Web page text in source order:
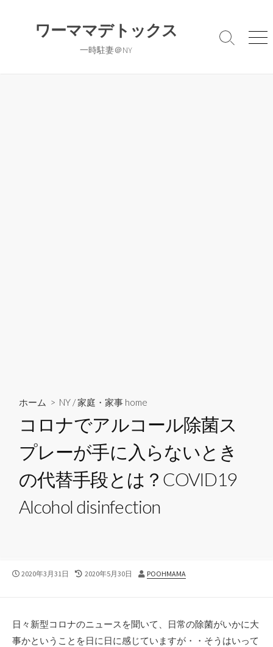
ワーママデトックス
一時駐妻＠NY
検
メ
ホーム > NY /家庭・家事 home
コロナでアルコール除菌ス
プレーが手に入らないとき
の代替手段とは？COVID19
Alcohol disinfection
公
2020年3月31日
最
2020年5月30日
投
POOHMAMA
日々新型コロナのニュースを聞いて、日常の除菌がいかに大
事かということを日に日に感じていますが・・そうはいって